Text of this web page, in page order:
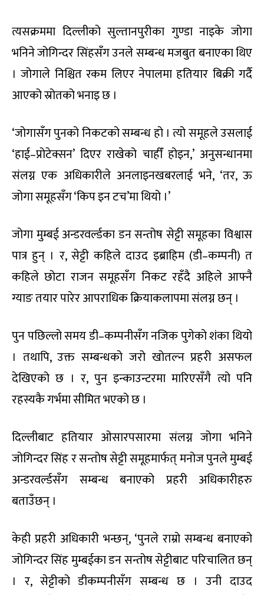
त्यसक्रममा दिल्लीको सुल्तानपुरीका गुण्डा नाइके जोगा
भनिने जोगिन्दर सिंहसँग उनले सम्बन्ध मजबुत बनाएका थिए
। जोगाले निश्चित रकम लिएर नेपालमा हतियार बिक्री गर्दै
आएको स्रोतको भनाइ छ ।
‘जोगासँग पुनको निकटको सम्बन्ध हो । त्यो समूहले उसलाई
‘हाई–प्रोटेक्सन’ दिएर राखेको चाहीँ होइन,’ अनुसन्धानमा
संलग्न एक अधिकारीले अनलाइनखबरलाई भने, ‘तर, ऊ
जोगा समूहसँग ‘किप इन टच’मा थियो ।’
जोगा मुम्बई अन्डरवर्ल्डका डन सन्तोष सेट्टी समूहका विश्वास
पात्र हुन् । र, सेट्टी कहिले दाउद इब्राहिम (डी–कम्पनी) त
कहिले छोटा राजन समूहसँग निकट रहँदै अहिले आफ्नै
ग्याङ तयार पारेर आपराधिक क्रियाकलापमा संलग्न छन् ।
पुन पछिल्लो समय डी–कम्पनीसँग नजिक पुगेको शंका थियो
। तथापि, उक्त सम्बन्धको जरो खोतल्न प्रहरी असफल
देखिएको छ । र, पुन इन्काउन्टरमा मारिएसँगै त्यो पनि
रहस्यकै गर्भमा सीमित भएको छ ।
दिल्लीबाट हतियार ओसारपसारमा संलग्न जोगा भनिने
जोगिन्दर सिंह र सन्तोष सेट्टी समूहमार्फत् मनोज पुनले मुम्बई
अन्डरवर्ल्डसँग सम्बन्ध बनाएको प्रहरी अधिकारीहरु
बताउँछन् ।
केही प्रहरी अधिकारी भन्छन्, ‘पुनले राम्रो सम्बन्ध बनाएको
जोगिन्दर सिंह मुम्बईका डन सन्तोष सेट्टीबाट परिचालित छन्
। र, सेट्टीको डीकम्पनीसँग सम्बन्ध छ । उनी दाउद